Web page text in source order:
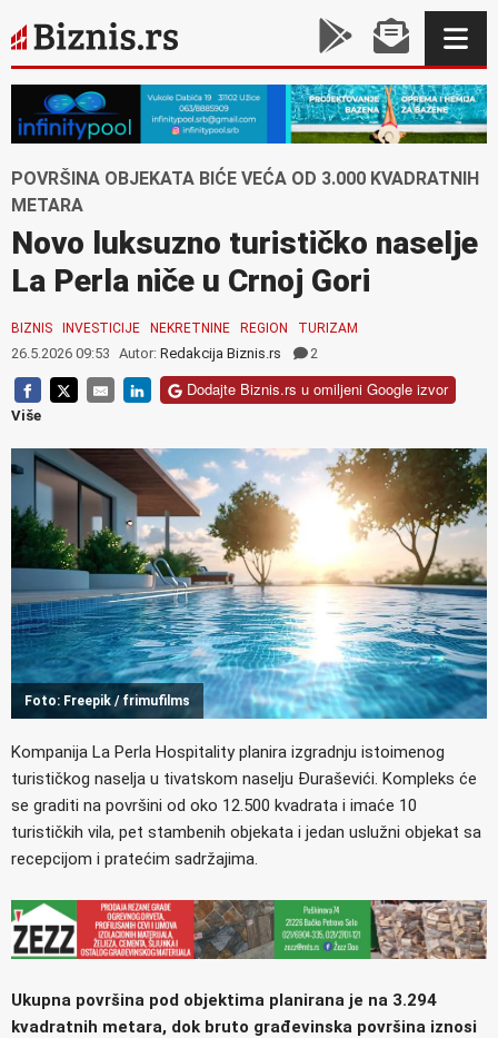
POVRŠINA OBJEKATA BIĆE VEĆA OD 3.000 KVADRATNIH
METARA
Novo luksuzno turističko naselje
La Perla niče u Crnoj Gori
BIZNIS INVESTICIJE NEKRETNINE REGION TURIZAM
26.5.2026 09:53 Autor: Redakcija Biznis.rs 2
Dodajte Biznis.rs u omiljeni Google izvor
Više
Foto: Freepik / frimufilms
Kompanija La Perla Hospitality planira izgradnju istoimenog
turističkog naselja u tivatskom naselju Đuraševići. Kompleks će
se graditi na površini od oko 12.500 kvadrata i imaće 10
turističkih vila, pet stambenih objekata i jedan uslužni objekat sa
recepcijom i pratećim sadržajima.
Ukupna površina pod objektima planirana je na 3.294
kvadratnih metara, dok bruto građevinska površina iznosi